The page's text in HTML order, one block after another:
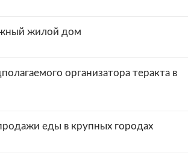
жилой дом
организатора теракта в
еды в крупных городах